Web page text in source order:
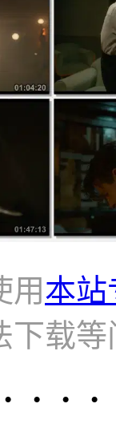
用本站
下载等
· · ·